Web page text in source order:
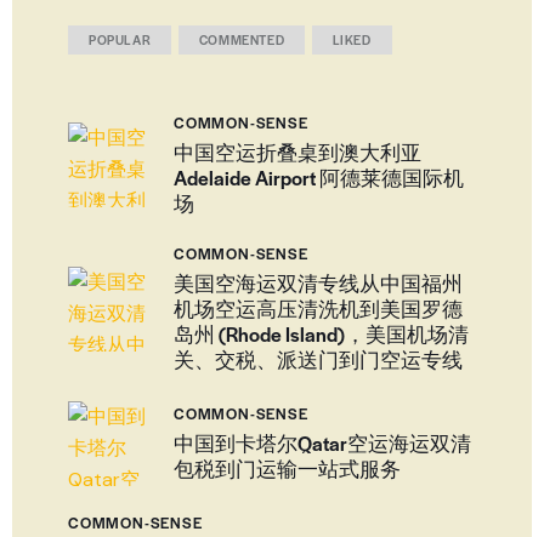
POPULAR COMMENTED LIKED
COMMON-SENSE
中国空运折叠桌到澳大利亚
Adelaide Airport 阿德莱德国际机
场
COMMON-SENSE
美国空海运双清专线从中国福州
机场空运高压清洗机到美国罗德
岛州 (Rhode Island)，美国机场清
关、交税、派送门到门空运专线
COMMON-SENSE
中国到卡塔尔Qatar空运海运双清
包税到门运输一站式服务
COMMON-SENSE